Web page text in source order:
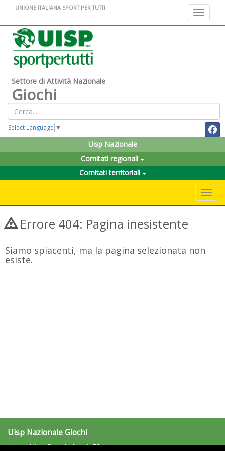
Toggle
UNIONE ITALIANA SPORT PER TUTTI
Settore di Attività Nazionale
Giochi
Select Language ▼
Uisp Nazionale
Comitati regionali
Comitati territoriali
Errore 404: Pagina inesistente
Siamo spiacenti, ma la pagina selezionata non
esiste.
Uisp Nazionale Giochi
Largo Nino Franchellucci, 73